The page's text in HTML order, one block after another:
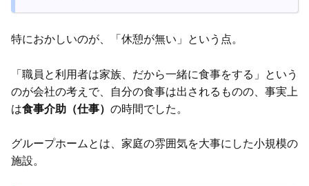
特におかしいのが、「休憩が無い」という点。
「職員と利用者は家族、だから一緒に食事をする」という
のが会社の考えで、自分の食事は出されるものの、事実上
は食事介助（仕事） の時間でした。
グループホームとは、家庭の雰囲気を大事にした小規模の
施設。